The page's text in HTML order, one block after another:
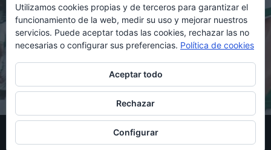
información del Elche C.F.
Contacto en:diario@franjiverde.com
© Copyright 2021 - Gestión y diseño por Rubén Maestre
Política de cookies Política de privacidad
Utilizamos cookies propias y de terceros para garantizar el
funcionamiento de la web, medir su uso y mejorar nuestros
servicios. Puede aceptar todas las cookies, rechazar las no
necesarias o configurar sus preferencias. Política de cookies
Aceptar todo
Rechazar
Configurar